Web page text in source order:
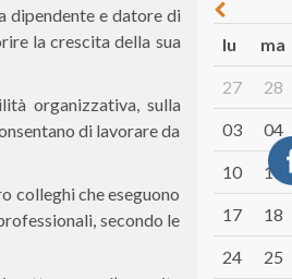
dipendente e datore di
la crescita della sua
organizzativa, sulla
di lavorare da
colleghi che eseguono
secondo le
lu
ma
27 28
03 04
10 11
17 18
24 25